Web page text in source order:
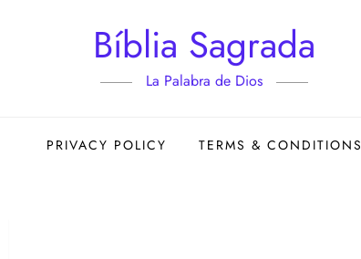
Bíblia Sagrada
La Palabra de Dios
PRIVACY POLICY TERMS & CONDITIONS